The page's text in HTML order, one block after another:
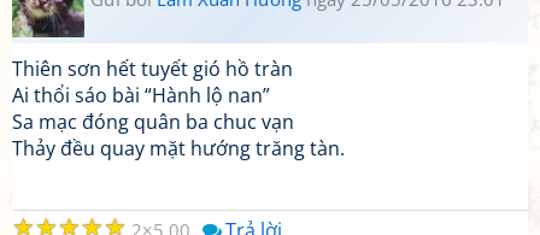
Thiên sơn hết tuyết gió hồ tràn
Ai thổi sáo bài “Hành lộ nan”
Sa mạc đóng quân ba chuc vạn
Thảy đều quay mặt hướng trăng tàn.
☆
☆
☆
☆
☆ 2 5.00